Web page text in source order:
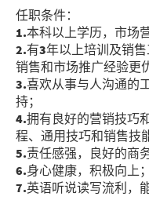
任职条件：
1.本科以上学历，市场
2.有3年以上培训及销
销售和市场推广经验更
3.喜欢从事与人沟通的
持；
4.拥有良好的营销技巧
程、通用技巧和销售技
5.责任感强，良好的商
6.身心健康，积极向上；
7.英语听说读写流利，